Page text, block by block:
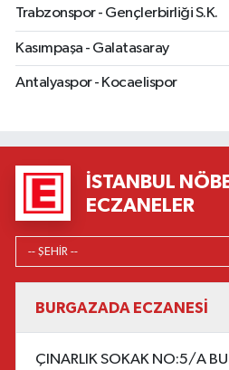
Trabzonspor - Gençlerbirliği S.K.
Kasımpaşa - Galatasaray
Antalyaspor - Kocaelispor
İSTANBUL
ECZANELER
BURGAZADA ECZANESİ
ÇINARLIK SOKAK NO:5/A